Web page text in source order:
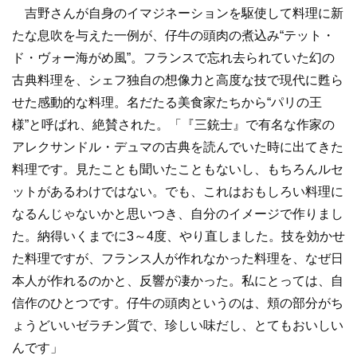
吉野さんが自身のイマジネーションを駆使して料理に新
たな息吹を与えた一例が、仔牛の頭肉の煮込み“テット・
ド・ヴォー海がめ風”。フランスで忘れ去られていた幻の
古典料理を、シェフ独自の想像力と高度な技で現代に甦ら
せた感動的な料理。名だたる美食家たちから“パリの王
様”と呼ばれ、絶賛された。「『三銃士』で有名な作家の
アレクサンドル・デュマの古典を読んでいた時に出てきた
料理です。見たことも聞いたこともないし、もちろんルセ
ットがあるわけではない。でも、これはおもしろい料理に
なるんじゃないかと思いつき、自分のイメージで作りまし
た。納得いくまでに3～4度、やり直しました。技を効かせ
た料理ですが、フランス人が作れなかった料理を、なぜ日
本人が作れるのかと、反響が凄かった。私にとっては、自
信作のひとつです。仔牛の頭肉というのは、頬の部分がち
ょうどいいゼラチン質で、珍しい味だし、とてもおいしい
んです」